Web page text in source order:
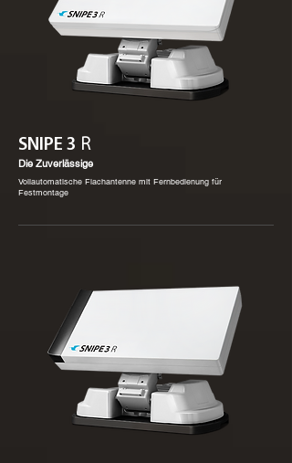
SNIPE 3 R
Die Zuverlässige
Vollautomatische Flachantenne mit Fernbedienung für
Festmontage